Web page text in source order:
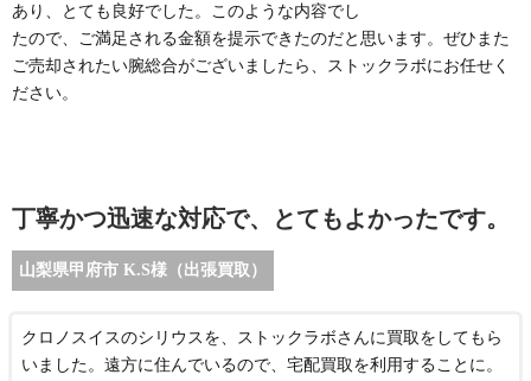
あり、とても良好でした。このような内容でし
たので、ご満足される金額を提示できたのだと思います。ぜひまた
ご売却されたい腕総合がございましたら、ストックラボにお任せく
ださい。
丁寧かつ迅速な対応で、とてもよかったです。
山梨県甲府市 K.S様（出張買取）
クロノスイスのシリウスを、ストックラボさんに買取をしてもら
いました。遠方に住んでいるので、宅配買取を利用することに。